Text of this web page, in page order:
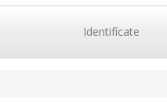
Identifícate